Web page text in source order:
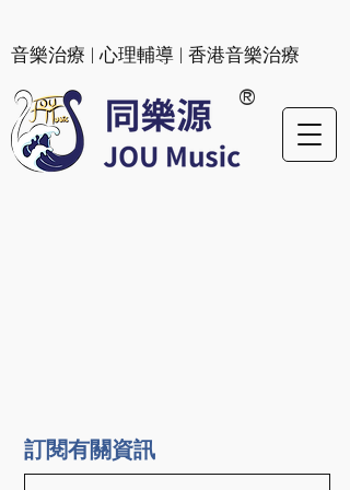
®
​音樂治療 | 心理輔導 | 香港音樂治療
訂閱有關資訊